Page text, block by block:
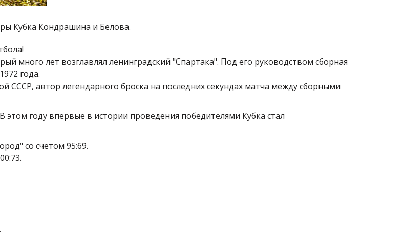
Кубка Кондрашина и Белова.
много лет возглавлял ленинградский "Спартака". Под его руководством сборная
года.
СССР, автор легендарного броска на последних секундах матча между сборными
этом году впервые в истории проведения победителями Кубка стал
со счетом 95:69.